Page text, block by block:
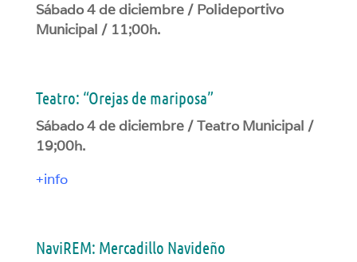
Sábado 4 de diciembre / Polideportivo
Municipal / 11;00h.
Teatro: “Orejas de mariposa”
Sábado 4 de diciembre / Teatro Municipal /
19;00h.
+info
NaviREM: Mercadillo Navideño